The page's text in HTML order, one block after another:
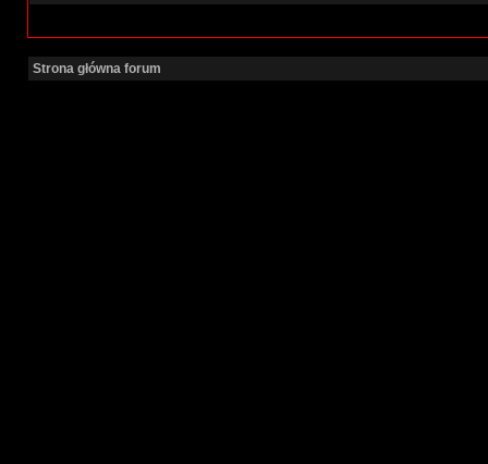
Strona główna forum